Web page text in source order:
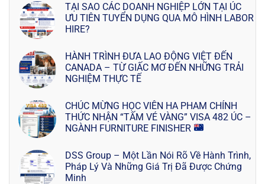
TẠI SAO CÁC DOANH NGHIỆP LỚN TẠI ÚC
ƯU TIÊN TUYỂN DỤNG QUA MÔ HÌNH LABOR
HIRE?
HÀNH TRÌNH ĐƯA LAO ĐỘNG VIỆT ĐẾN
CANADA – TỪ GIẤC MƠ ĐẾN NHỮNG TRẢI
NGHIỆM THỰC TẾ
CHÚC MỪNG HỌC VIÊN HA PHAM CHÍNH
THỨC NHẬN “TẤM VÉ VÀNG” VISA 482 ÚC –
NGÀNH FURNITURE FINISHER
DSS Group – Một Lần Nói Rõ Về Hành Trình,
Pháp Lý Và Những Giá Trị Đã Được Chứng
Minh